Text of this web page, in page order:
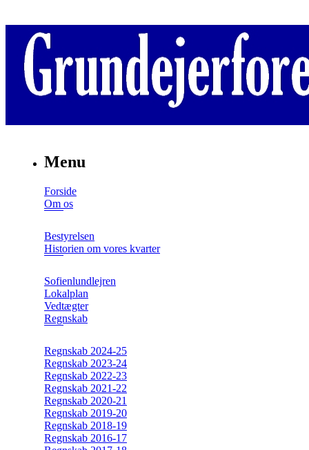
Menu
Forside
Om os
Bestyrelsen
Historien om vores kvarter
Sofienlundlejren
Lokalplan
Vedtægter
Regnskab
Regnskab 2024-25
Regnskab 2023-24
Regnskab 2022-23
Regnskab 2021-22
Regnskab 2020-21
Regnskab 2019-20
Regnskab 2018-19
Regnskab 2016-17